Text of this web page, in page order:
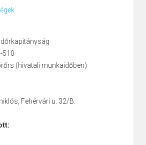
510
(hivatali munkaidőben)
Fehérvári u. 32/B.